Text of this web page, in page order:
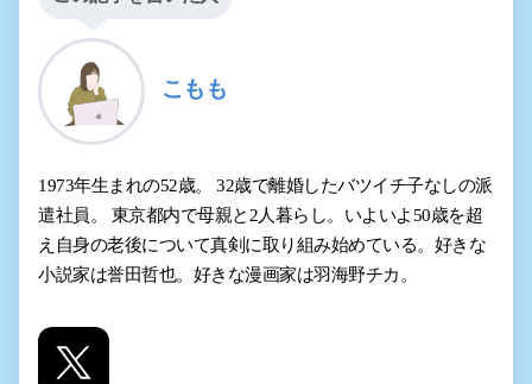
こもも
1973年生まれの52歳。 32歳で離婚したバツイチ子なしの派
遣社員。 東京都内で母親と2人暮らし。いよいよ50歳を超
え自身の老後について真剣に取り組み始めている。好きな
小説家は誉田哲也。好きな漫画家は羽海野チカ。